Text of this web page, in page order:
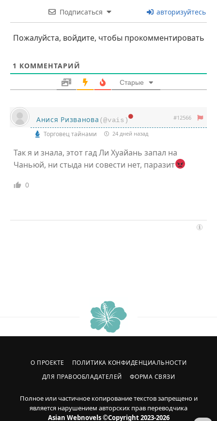
Подписаться авторизуйтесь
Пожалуйста, войдите, чтобы прокомментировать
1 КОММЕНТАРИЙ
Старые
Анися Ризванова (@vais) #12566
Торговец тайнами 24 дней назад
Так я и знала, этот гад Ли Хуайань запал на
Чаньюй, ни стыда ни совести нет, паразит
0
О ПРОЕКТЕ
ПОЛИТИКА КОНФИДЕНЦИАЛЬНОСТИ
ДЛЯ ПРАВООБЛАДАТЕЛЕЙ
ФОРМА СВЯЗИ
Полное или частичное копирование текстов запрещено и
является нарушением авторских прав переводчика
Asian Webnovels ©Copyright 2023-2026